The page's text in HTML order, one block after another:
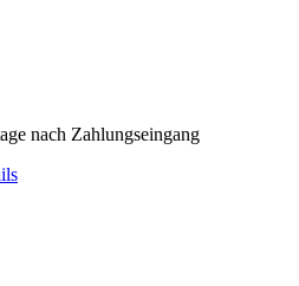
nach Zahlungseingang